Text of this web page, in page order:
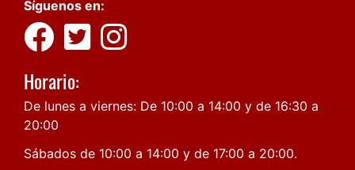
Síguenos en:
Horario:
De lunes a viernes: De 10:00 a 14:00 y de 16:30 a
20:00
Sábados de 10:00 a 14:00 y de 17:00 a 20:00.